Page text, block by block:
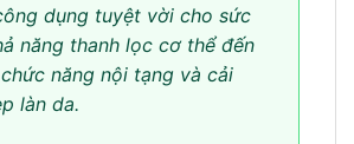
dụng tuyệt vời cho sức
năng thanh lọc cơ thể đến
năng nội tạng và cải
làn da.